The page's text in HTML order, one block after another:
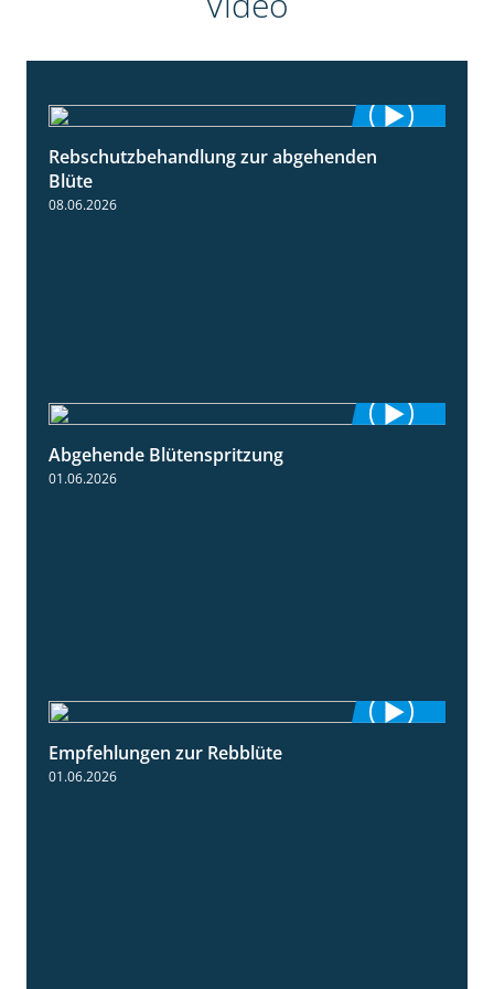
3:06
Rebschutzbehandlung zur abgehenden
Blüte
08.06.2026
Abgehende Blütenspritzung
01.06.2026
Empfehlungen zur Rebblüte
01.06.2026